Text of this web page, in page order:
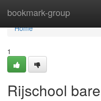
bookmark-group
Home
Home
1
Rijschool